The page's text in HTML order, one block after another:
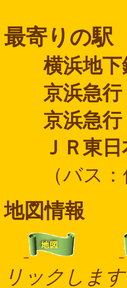
最寄りの駅
横浜地
京浜急
京浜急
ＪＲ東
（バス：
地図情報
リックしま